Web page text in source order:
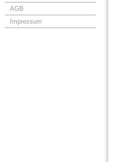
AGB
Impressum